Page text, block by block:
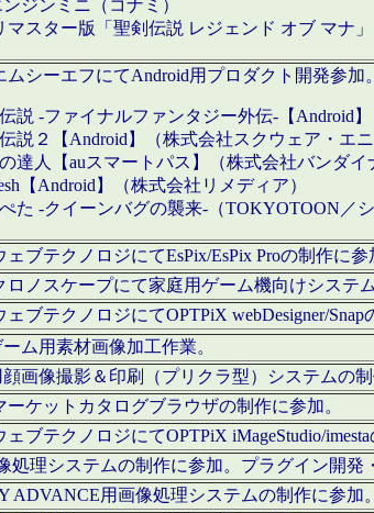
ジンミニ（コナミ）
マスター版「聖剣伝説 レジェンド オブ マナ
ムシーエフにてAndroid用プロダクト開発参加
説 -ファイナルファンタジー外伝-【Android
説２【Android】（株式会社スクウェア・エニ
達人【auスマートパス】（株式会社バンダイ
【Android】（株式会社リメディア）
た -クイーンバグの襲来-（TOKYOTOON／シ
ェブテクノロジにてEsPix/EsPix Proの制作に
ロノスケープにて家庭用ゲーム機向けシステ
ェブテクノロジにてOPTPiX webDesigner/
ム用素材画像加工作業。
顔画像撮影＆印刷（プリクラ型）システムの
ーケットカタログブラウザの制作に参加。
ェブテクノロジにてOPTPiX iMageStudio/
処理システムの制作に参加。プラグイン開発
ADVANCE用画像処理システムの制作に参